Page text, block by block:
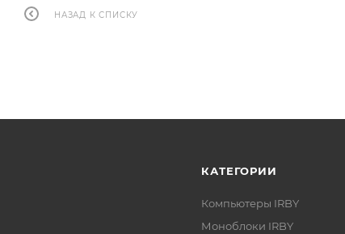
НАЗАД К СПИСКУ
КАТЕГОРИИ
Компьютеры IRBY
Моноблоки IRBY